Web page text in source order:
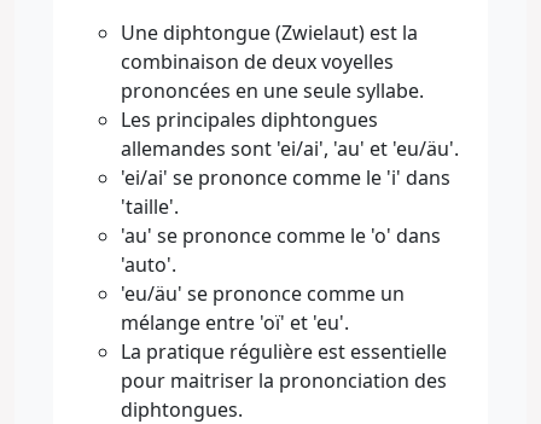
Une diphtongue (Zwielaut) est la
combinaison de deux voyelles
prononcées en une seule syllabe.
Les principales diphtongues
allemandes sont 'ei/ai', 'au' et 'eu/äu'.
'ei/ai' se prononce comme le 'i' dans
'taille'.
'au' se prononce comme le 'o' dans
'auto'.
'eu/äu' se prononce comme un
mélange entre 'oï' et 'eu'.
La pratique régulière est essentielle
pour maitriser la prononciation des
diphtongues.